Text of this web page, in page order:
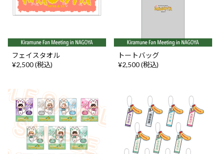
フェイスタオル
¥2,500 (税込)
トートバッグ
¥2,500 (税込)